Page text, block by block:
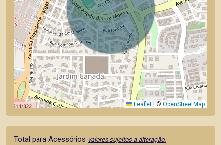
Leaflet © OpenStreetMap
Total para Acessórios valores sujeitos a alteração.